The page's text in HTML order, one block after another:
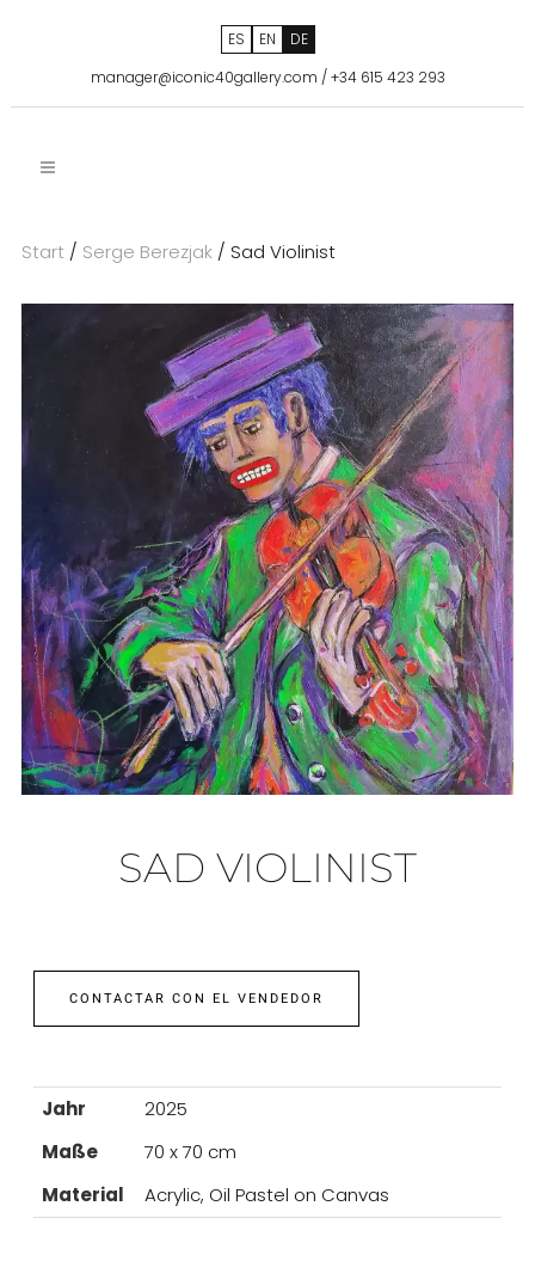
ES EN
DE
manager@iconic40gallery.com /+34 615 423 293
Start / Serge Berezjak/ Sad Violinist
SAD VIOLINIST
CONTACTAR CON EL VENDEDOR
Jahr
2025
Maße
70 x 70 cm
Material
Acrylic, Oil Pastel on Canvas